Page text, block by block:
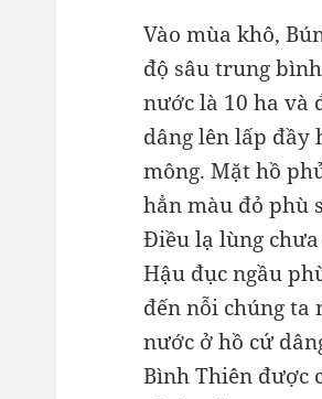
Vào mùa khô,
độ sâu trung
nước là 10 ha và
dâng lên lấp đầy
mông. Mặt hồ
hẳn màu đỏ phù
Điều lạ lùng
Hậu đục ngầu
đến nỗi chúng
nước ở hồ cứ
Bình Thiên được